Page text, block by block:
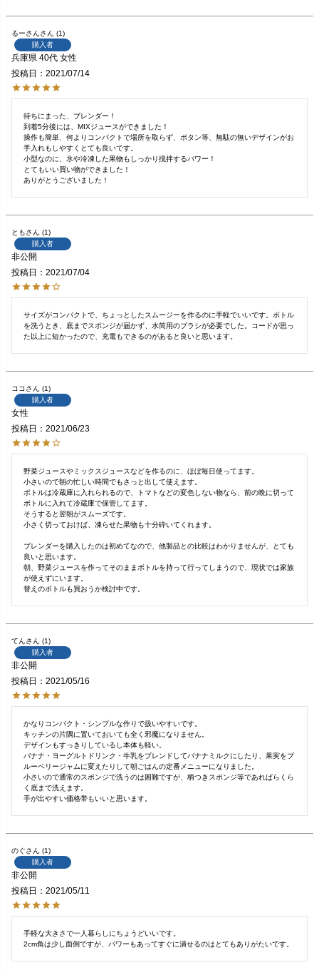
るーさん
1
購入者
兵庫県 40代 女性
投稿日
2021/07/14
待ちにまった、ブレンダー！
到着5分後には、MIXジュースができました！
操作も簡単、何よりコンパクトで場所を取らず、ボタン等、無駄の無いデザインがお
手入れもしやすくとても良いです。
小型なのに、氷や冷凍した果物もしっかり撹拌するパワー！
とてもいい買い物ができました！
ありがとうございました！
とも
1
購入者
非公開
投稿日
2021/07/04
サイズがコンパクトで、ちょっとしたスムージーを作るのに手軽でいいです。ボトル
を洗うとき、底までスポンジが届かず、水筒用のブラシが必要でした。コードが思っ
た以上に短かったので、充電もできるのがあると良いと思います。
ココ
1
購入者
女性
投稿日
2021/06/23
野菜ジュースやミックスジュースなどを作るのに、ほぼ毎日使ってます。
小さいので朝の忙しい時間でもさっと出して使えます。
ボトルは冷蔵庫に入れられるので、トマトなどの変色しない物なら、前の晩に切って
ボトルに入れて冷蔵庫で保管してます。
そうすると翌朝がスムーズです。
小さく切っておけば、凍らせた果物も十分砕いてくれます。
ブレンダーを購入したのは初めてなので、他製品との比較はわかりませんが、とても
良いと思います。
朝、野菜ジュースを作ってそのままボトルを持って行ってしまうので、現状では家族
が使えずにいます。
替えのボトルも買おうか検討中です。
てん
1
購入者
非公開
投稿日
2021/05/16
かなりコンパクト・シンプルな作りで扱いやすいです。
キッチンの片隅に置いておいても全く邪魔になりません。
デザインもすっきりしているし本体も軽い。
バナナ・ヨーグルトドリンク・牛乳をブレンドしてバナナミルクにしたり、果実をブ
ルーベリージャムに変えたりして朝ごはんの定番メニューになりました。
小さいので通常のスポンジで洗うのは困難ですが、柄つきスポンジ等であればらくら
く底まで洗えます。
手が出やすい価格帯もいいと思います。
のぐ
1
購入者
非公開
投稿日
2021/05/11
手軽な大きさで一人暮らしにちょうどいいです。
2cm角は少し面倒ですが、パワーもあってすぐに潰せるのはとてもありがたいです。